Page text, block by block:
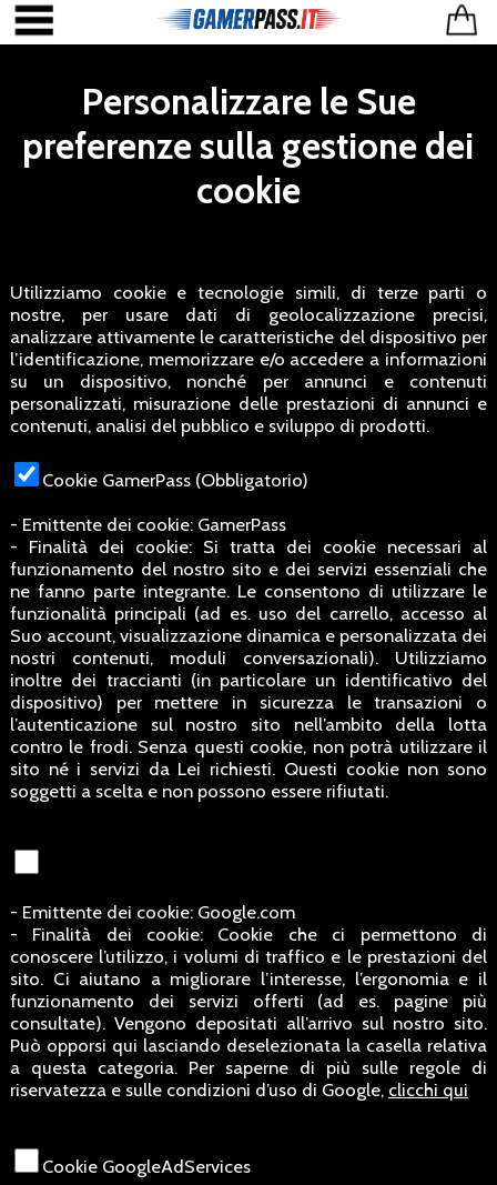
Personalizzare le Sue
preferenze sulla gestione dei
cookie
Utilizziamo cookie e tecnologie simili, di terze parti o
nostre, per usare dati di geolocalizzazione precisi,
analizzare attivamente le caratteristiche del dispositivo per
l’identificazione, memorizzare e/o accedere a informazioni
su un dispositivo, nonché per annunci e contenuti
personalizzati, misurazione delle prestazioni di annunci e
contenuti, analisi del pubblico e sviluppo di prodotti.
Cookie GamerPass (Obbligatorio)
- Emittente dei cookie: GamerPass
- Finalità dei cookie: Si tratta dei cookie necessari al
funzionamento del nostro sito e dei servizi essenziali che
ne fanno parte integrante. Le consentono di utilizzare le
funzionalità principali (ad es. uso del carrello, accesso al
Suo account, visualizzazione dinamica e personalizzata dei
nostri contenuti, moduli conversazionali). Utilizziamo
inoltre dei traccianti (in particolare un identificativo del
dispositivo) per mettere in sicurezza le transazioni o
l’autenticazione sul nostro sito nell’ambito della lotta
contro le frodi. Senza questi cookie, non potrà utilizzare il
sito né i servizi da Lei richiesti. Questi cookie non sono
soggetti a scelta e non possono essere rifiutati.
- Emittente dei cookie: Google.com
- Finalità dei cookie: Cookie che ci permettono di
conoscere l’utilizzo, i volumi di traffico e le prestazioni del
sito. Ci aiutano a migliorare l’interesse, l’ergonomia e il
funzionamento dei servizi offerti (ad es. pagine più
consultate). Vengono depositati all’arrivo sul nostro sito.
Può opporsi qui lasciando deselezionata la casella relativa
a questa categoria. Per saperne di più sulle regole di
riservatezza e sulle condizioni d’uso di Google, clicchi qui
Cookie GoogleAdServices